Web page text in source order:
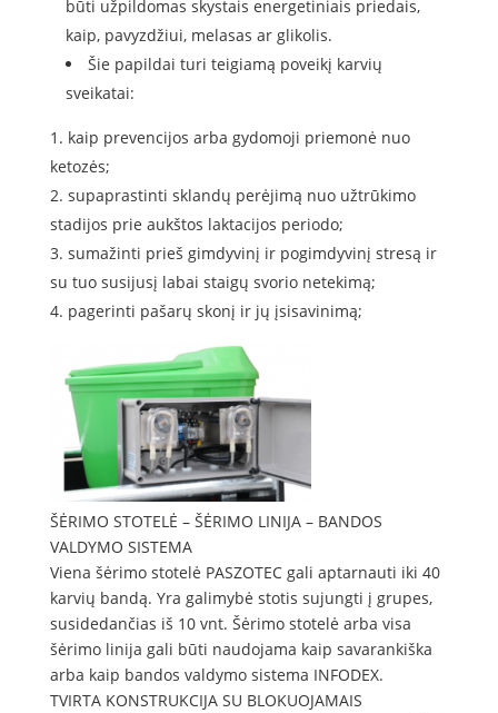
būti užpildomas skystais energetiniais priedais,
kaip, pavyzdžiui, melasas ar glikolis.
Šie papildai turi teigiamą poveikį karvių
sveikatai:
kaip prevencijos arba gydomoji priemonė nuo
ketozės;
supaprastinti sklandų perėjimą nuo užtrūkimo
stadijos prie aukštos laktacijos periodo;
sumažinti prieš gimdyvinį ir pogimdyvinį stresą ir
su tuo susijusį labai staigų svorio netekimą;
pagerinti pašarų skonį ir jų įsisavinimą;
ŠĖRIMO STOTELĖ – ŠĖRIMO LINIJA – BANDOS
VALDYMO SISTEMA
Viena šėrimo stotelė PASZOTEC gali aptarnauti iki 40
karvių bandą. Yra galimybė stotis sujungti į grupes,
susidedančias iš 10 vnt. Šėrimo stotelė arba visa
šėrimo linija gali būti naudojama kaip savarankiška
arba kaip bandos valdymo sistema INFODEX.
TVIRTA KONSTRUKCIJA SU BLOKUOJAMAIS